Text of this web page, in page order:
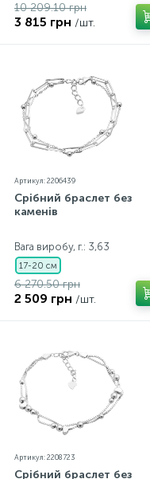
10 209.10 грн
3 815 грн /шт.
Артикул: 2206439
Срібний браслет без
каменів
Вага виробу, г.: 3,63
17-20 см
6 270.50 грн
2 509 грн /шт.
Артикул: 2208723
Срібний браслет без